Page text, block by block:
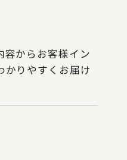
容からお客様イン
かりやすくお届け